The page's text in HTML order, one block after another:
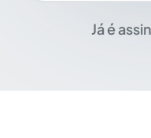
Já é